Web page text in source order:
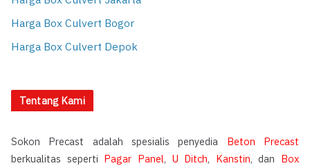
Harga Box Culvert Bogor
Harga Box Culvert Depok
Tentang Kami
Sokon Precast adalah spesialis penyedia Beton Precast
berkualitas seperti Pagar Panel, U Ditch, Kanstin, dan Box